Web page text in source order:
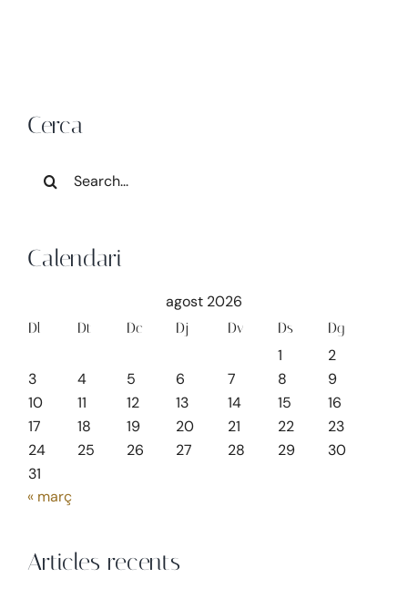
Cerca
for:
Calendari
agost 2026
Dl Dt Dc Dj Dv Ds Dg
1
2
3
4 5 6 7 8
9
10
11 12 13 14 15
16
17
18 19 20 21 22
23
24
25 26 27 28 29
30
31
« març
Articles recents